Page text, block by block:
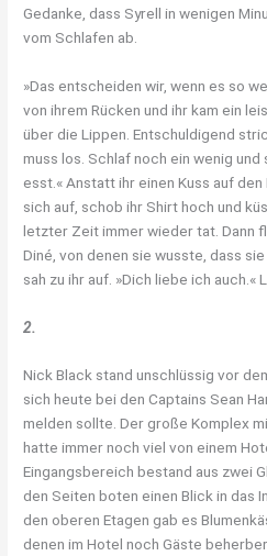
Gedanke, dass Syrell in wenigen
vom Schlafen ab.
»Das entscheiden wir, wenn es so
von ihrem Rücken und ihr kam ein
über die Lippen. Entschuldigend
muss los. Schlaf noch ein wenig
esst.« Anstatt ihr einen Kuss auf
sich auf, schob ihr Shirt hoch und
letzter Zeit immer wieder tat. Dann
Diné, von denen sie wusste, dass
sah zu ihr auf. »Dich liebe ich auch.«
2.
Nick Black stand unschlüssig vor
sich heute bei den Captains Sean
melden sollte. Der große Komplex
hatte immer noch viel von einem
Eingangsbereich bestand aus zwei
den Seiten boten einen Blick in das
den oberen Etagen gab es
denen im Hotel noch Gäste